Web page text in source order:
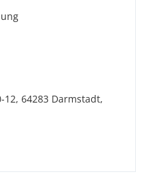
64283 Darmstadt,